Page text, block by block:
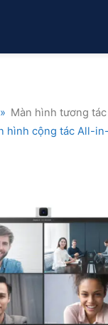
» Màn hình tương tác
hình cộng tác All-